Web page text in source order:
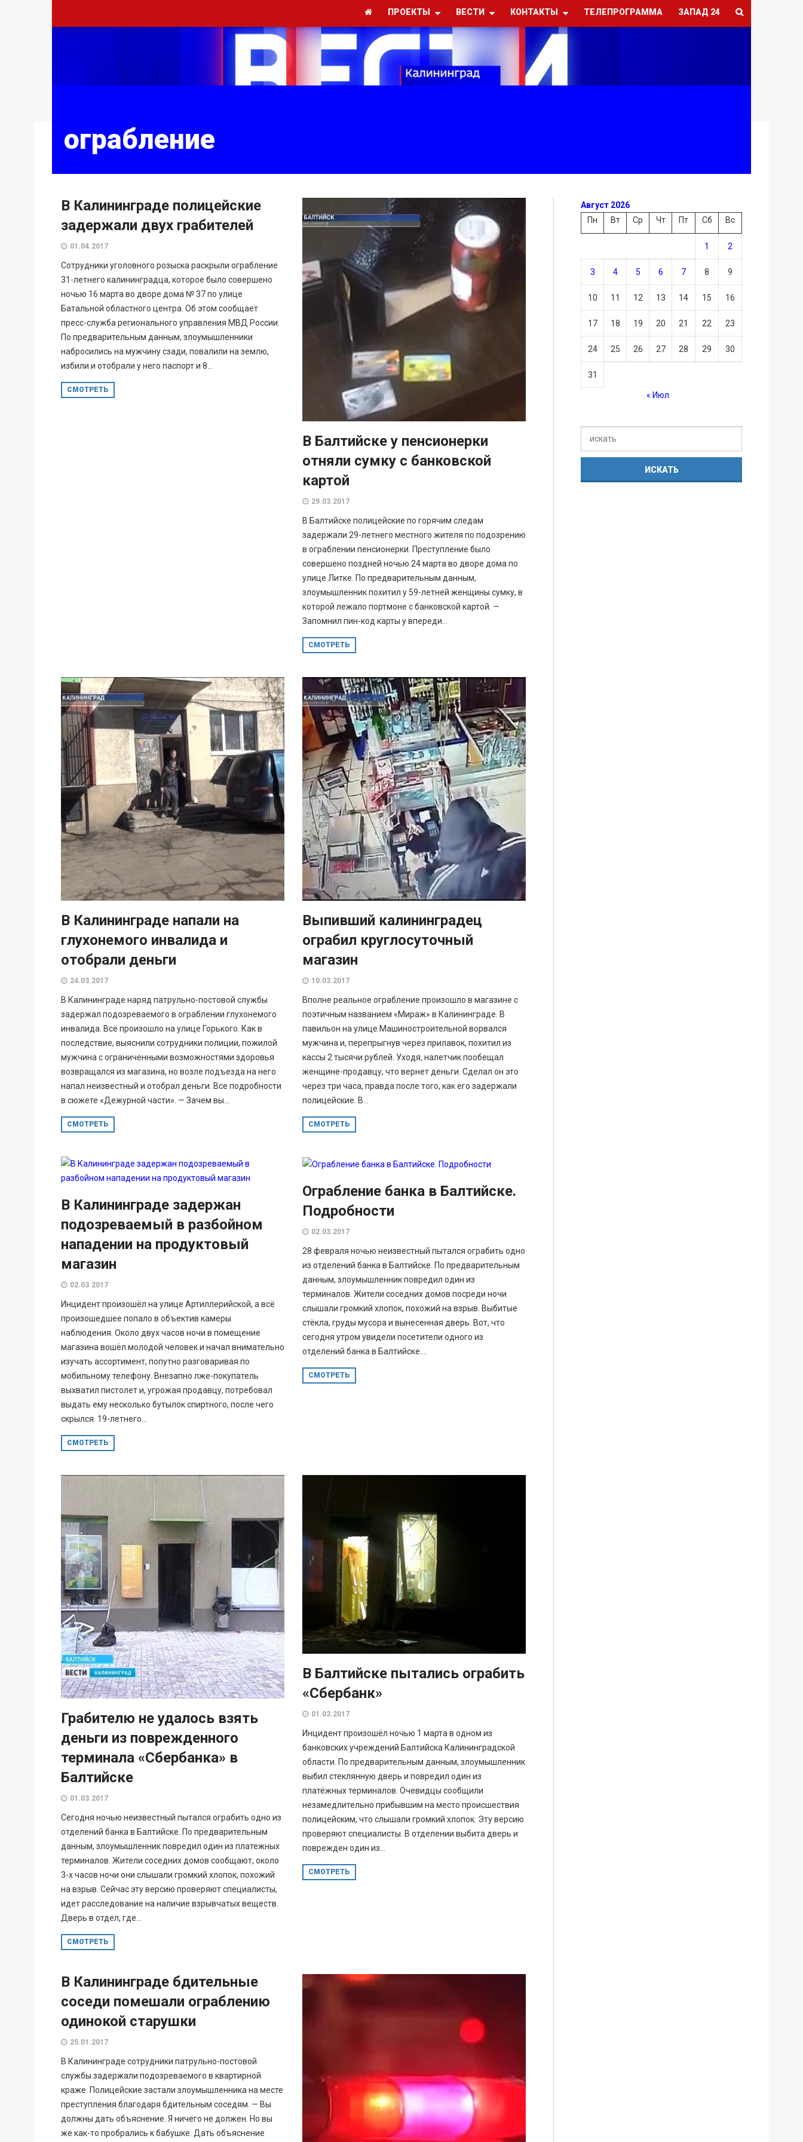
ПРОЕКТЫ ВЕСТИ КОНТАКТЫ ТЕЛЕПРОГРАММА ЗАПАД 24
ограбление
В Калининграде полицейские
задержали двух грабителей
01.04.2017
Сотрудники уголовного розыска раскрыли ограбление
31-летнего калининградца, которое было совершено
ночью 16 марта во дворе дома № 37 по улице
Батальной областного центра. Об этом сообщает
пресс-служба регионального управления МВД России.
По предварительным данным, злоумышленники
набросились на мужчину сзади, повалили на землю,
избили и отобрали у него паспорт и 8...
СМОТРЕТЬ
В Балтийске у пенсионерки
отняли сумку с банковской
картой
29.03.2017
В Балтийске полицейские по горячим следам
задержали 29-летнего местного жителя по подозрению
в ограблении пенсионерки. Преступление было
совершено поздней ночью 24 марта во дворе дома по
улице Литке. По предварительным данным,
злоумышленник похитил у 59-летней женщины сумку, в
которой лежало портмоне с банковской картой. —
Запомнил пин-код карты у впереди...
СМОТРЕТЬ
В Калининграде напали на
глухонемого инвалида и
отобрали деньги
24.03.2017
В Калининграде наряд патрульно-постовой службы
задержал подозреваемого в ограблении глухонемого
инвалида. Всё произошло на улице Горького. Как в
последствие, выяснили сотрудники полиции, пожилой
мужчина с ограниченными возможностями здоровья
возвращался из магазина, но возле подъезда на него
напал неизвестный и отобрал деньги. Все подробности
в сюжете «Дежурной части». — Зачем вы...
СМОТРЕТЬ
Выпивший калининградец
ограбил круглосуточный
магазин
10.03.2017
Вполне реальное ограбление произошло в магазине с
поэтичным названием «Мираж» в Калининграде. В
павильон на улице Машиностроительной ворвался
мужчина и, перепрыгнув через прилавок, похитил из
кассы 2 тысячи рублей. Уходя, налетчик пообещал
женщине-продавцу, что вернет деньги. Сделал он это
через три часа, правда после того, как его задержали
полицейские. В...
СМОТРЕТЬ
В Калининграде задержан
подозреваемый в разбойном
нападении на продуктовый
магазин
02.03.2017
Инцидент произошёл на улице Артиллерийской, а всё
произошедшее попало в объектив камеры
наблюдения. Около двух часов ночи в помещение
магазина вошёл молодой человек и начал внимательно
изучать ассортимент, попутно разговаривая по
мобильному телефону. Внезапно лже-покупатель
выхватил пистолет и, угрожая продавцу, потребовал
выдать ему несколько бутылок спиртного, после чего
скрылся. 19-летнего...
СМОТРЕТЬ
Ограбление банка в Балтийске.
Подробности
02.03.2017
28 февраля ночью неизвестный пытался ограбить одно
из отделений банка в Балтийске. По предварительным
данным, злоумышленник повредил один из
терминалов. Жители соседних домов посреди ночи
слышали громкий хлопок, похожий на взрыв. Выбитые
стёкла, груды мусора и вынесенная дверь. Вот, что
сегодня утром увидели посетители одного из
отделений банка в Балтийске....
СМОТРЕТЬ
Грабителю не удалось взять
деньги из поврежденного
терминала «Сбербанка» в
Балтийске
01.03.2017
Сегодня ночью неизвестный пытался ограбить одно из
отделений банка в Балтийске. По предварительным
данным, злоумышленник повредил один из платежных
терминалов. Жители соседних домов сообщают, около
3-х часов ночи они слышали громкий хлопок, похожий
на взрыв. Сейчас эту версию проверяют специалисты,
идет расследование на наличие взрывчатых веществ.
Дверь в отдел, где...
СМОТРЕТЬ
В Балтийске пытались ограбить
«Сбербанк»
01.03.2017
Инцидент произошёл ночью 1 марта в одном из
банковских учреждений Балтийска Калининградской
области. По предварительным данным, злоумышленник
выбил стеклянную дверь и повредил один из
платёжных терминалов. Очевидцы сообщили
незамедлительно прибывшим на место происшествия
полицейским, что слышали громкий хлопок. Эту версию
проверяют специалисты. В отделении выбита дверь и
поврежден один из...
СМОТРЕТЬ
В Калининграде бдительные
соседи помешали ограблению
одинокой старушки
25.01.2017
В Калининграде сотрудники патрульно-постовой
службы задержали подозреваемого в квартирной
краже. Полицейские застали злоумышленника на месте
преступления благодаря бдительным соседям. — Вы
должны дать объяснение. Я ничего не должен. Но вы
же как-то пробрались к бабушке. Дать объяснение
Август 2026
Пн
Вт Ср Чт Пт Сб Вс
1 2
3 4 5 6 7 8 9
10 11 12 13 14 15 16
17 18 19 20 21 22 23
24 25 26 27 28 29 30
31
« Июл